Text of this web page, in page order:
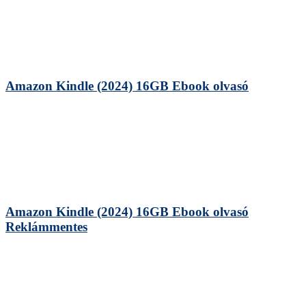
Amazon Kindle (2024) 16GB Ebook olvasó
Amazon Kindle (2024) 16GB Ebook olvasó
Reklámmentes